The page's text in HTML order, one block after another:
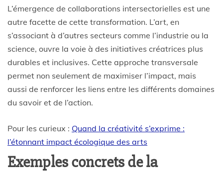
L’émergence de collaborations intersectorielles est une
autre facette de cette transformation. L’art, en
s’associant à d’autres secteurs comme l’industrie ou la
science, ouvre la voie à des initiatives créatrices plus
durables et inclusives. Cette approche transversale
permet non seulement de maximiser l’impact, mais
aussi de renforcer les liens entre les différents domaines
du savoir et de l’action.
Pour les curieux : Quand la créativité s’exprime :
l’étonnant impact écologique des arts
Exemples concrets de la